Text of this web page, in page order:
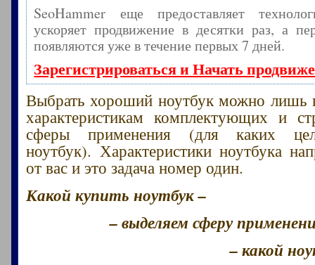
SeoHammer еще предоставляет
ускоряет продвижение в десятки раз, а
появляются уже в течение первых 7 дней.
Зарегистрироваться и Начать
Выбрать хороший ноутбук можно лишь
характеристикам комплектующих и
сферы применения (для каких
ноутбук). Характеристики ноутбука
от вас и это задача номер один.
Какой купить ноутбук –
– выделяем сферу
– какой